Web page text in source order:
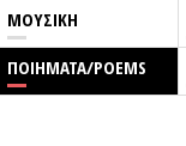
ΜΟΥΣΙΚΗ
ΠΟΙΗΜΑΤΑ/POEMS